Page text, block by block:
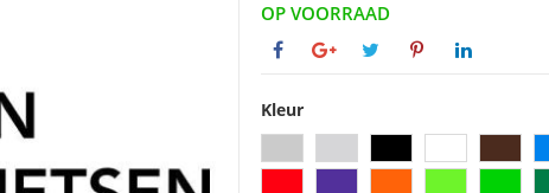
OP VOORRAAD
Kleur